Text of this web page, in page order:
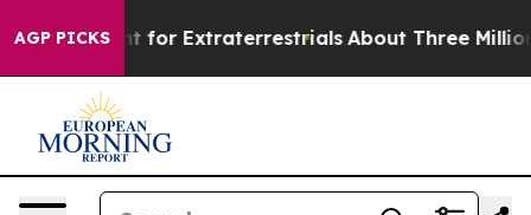
AGP PICKS
to Hunt for Extraterrestrials About Three Million